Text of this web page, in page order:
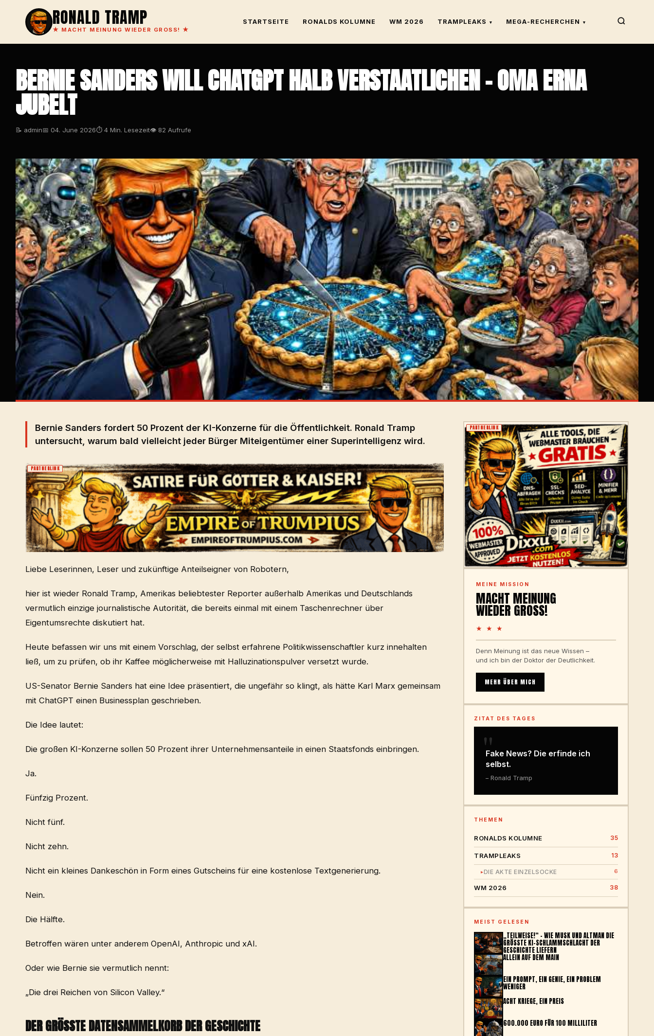
RONALD TRAMP
★ MACHT MEINUNG WIEDER GROSS! ★
STARTSEITE RONALDS KOLUMNE WM 2026 TRAMPLEAKS ▾ MEGA-RECHERCHEN ▾
BERNIE SANDERS WILL CHATGPT HALB VERSTAATLICHEN – OMA ERNA
JUBELT
📝 admin📅 04. June 2026⏱ 4 Min. Lesezeit👁 82 Aufrufe
Bernie Sanders fordert 50 Prozent der KI-Konzerne für die Öffentlichkeit. Ronald Tramp
untersucht, warum bald vielleicht jeder Bürger Miteigentümer einer Superintelligenz wird.
PARTNERLINK
Liebe Leserinnen, Leser und zukünftige Anteilseigner von Robotern,
hier ist wieder Ronald Tramp, Amerikas beliebtester Reporter außerhalb Amerikas und Deutschlands
vermutlich einzige journalistische Autorität, die bereits einmal mit einem Taschenrechner über
Eigentumsrechte diskutiert hat.
Heute befassen wir uns mit einem Vorschlag, der selbst erfahrene Politikwissenschaftler kurz innehalten
ließ, um zu prüfen, ob ihr Kaffee möglicherweise mit Halluzinationspulver versetzt wurde.
US-Senator Bernie Sanders hat eine Idee präsentiert, die ungefähr so klingt, als hätte Karl Marx gemeinsam
mit ChatGPT einen Businessplan geschrieben.
Die Idee lautet:
Die großen KI-Konzerne sollen 50 Prozent ihrer Unternehmensanteile in einen Staatsfonds einbringen.
Ja.
Fünfzig Prozent.
Nicht fünf.
Nicht zehn.
Nicht ein kleines Dankeschön in Form eines Gutscheins für eine kostenlose Textgenerierung.
Nein.
Die Hälfte.
Betroffen wären unter anderem OpenAI, Anthropic und xAI.
Oder wie Bernie sie vermutlich nennt:
„Die drei Reichen von Silicon Valley.“
DER GRÖSSTE DATENSAMMELKORB DER GESCHICHTE
PARTNERLINK
MEINE MISSION
MACHT MEINUNG
WIEDER GROSS!
★ ★ ★
Denn Meinung ist das neue Wissen –
und ich bin der Doktor der Deutlichkeit.
MEHR ÜBER MICH
ZITAT DES TAGES
"
Fake News? Die erfinde ich
selbst.
– Ronald Tramp
THEMEN
RONALDS KOLUMNE 35
TRAMPLEAKS 13
▸DIE AKTE EINZELSOCKE 6
WM 2026 38
MEIST GELESEN
„TEILWEISE!“ – WIE MUSK UND ALTMAN DIE
GRÖSSTE KI-SCHLAMMSCHLACHT DER G
ESCHICHTE LIEFERN
ALLEIN AUF DEM MAIN
EIN PROMPT, EIN GENIE, EIN PROBLEM
WENIGER
ACHT KRIEGE, EIN PREIS
600.000 EURO FÜR 100 MILLILITER